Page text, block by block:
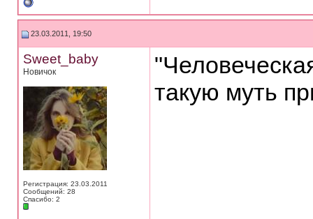
23.03.2011, 19:50
Sweet_baby
Новичок
Регистрация: 23.03.2011
Сообщений: 28
Спасибо: 2
такую муть